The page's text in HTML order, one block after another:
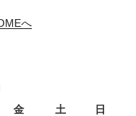
へ
金 土 日